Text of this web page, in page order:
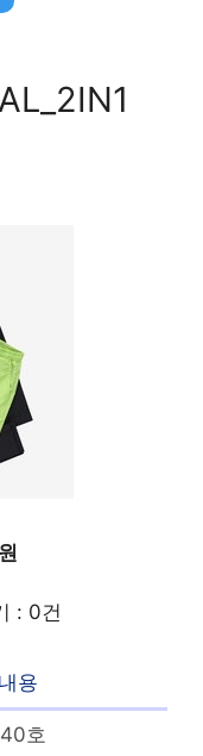
: 0건
내용
호